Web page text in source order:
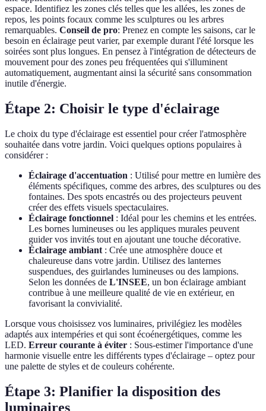
espace. Identifiez les zones clés telles que les allées, les zones de
repos, les points focaux comme les sculptures ou les arbres
remarquables. Conseil de pro: Prenez en compte les saisons, car le
besoin en éclairage peut varier, par exemple durant l'été lorsque les
soirées sont plus longues. En pensez à l'intégration de détecteurs de
mouvement pour des zones peu fréquentées qui s'illuminent
automatiquement, augmentant ainsi la sécurité sans consommation
inutile d'énergie.
Étape 2: Choisir le type d'éclairage
Le choix du type d'éclairage est essentiel pour créer l'atmosphère
souhaitée dans votre jardin. Voici quelques options populaires à
considérer :
Éclairage d'accentuation : Utilisé pour mettre en lumière des
éléments spécifiques, comme des arbres, des sculptures ou des
fontaines. Des spots encastrés ou des projecteurs peuvent
créer des effets visuels spectaculaires.
Éclairage fonctionnel : Idéal pour les chemins et les entrées.
Les bornes lumineuses ou les appliques murales peuvent
guider vos invités tout en ajoutant une touche décorative.
Éclairage ambiant : Crée une atmosphère douce et
chaleureuse dans votre jardin. Utilisez des lanternes
suspendues, des guirlandes lumineuses ou des lampions.
Selon les données de L'INSEE, un bon éclairage ambiant
contribue à une meilleure qualité de vie en extérieur, en
favorisant la convivialité.
Lorsque vous choisissez vos luminaires, privilégiez les modèles
adaptés aux intempéries et qui sont écoénergétiques, comme les
LED. Erreur courante à éviter : Sous-estimer l'importance d'une
harmonie visuelle entre les différents types d'éclairage – optez pour
une palette de styles et de couleurs cohérente.
Étape 3: Planifier la disposition des
luminaires